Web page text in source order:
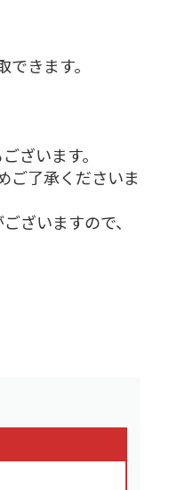
きます。
ざいます。
ご了承くださいま
ざいますので、